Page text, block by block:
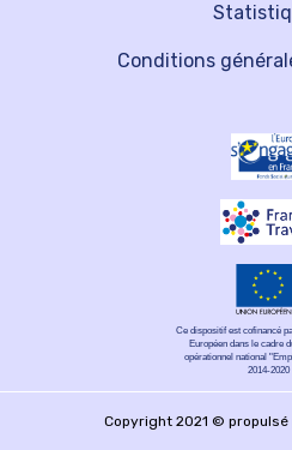
Conditions
Ce dispositif est cofinancé
Européen dans le cadre
opérationnel national
2014-2020
Copyright 2021 © propulsé